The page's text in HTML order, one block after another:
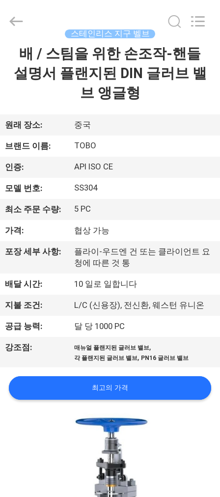
우
리
에
여
장
여
행
질
Reserved.
스테인리스 지구 벨브
배 / 스팀을 위한 손조작-핸들
설명서 플랜지된 DIN 글러브 밸
브 앵글형
원래 장소: 중국
브랜드 이름: TOBO
인증: API ISO CE
모델 번호: SS304
최소 주문 수량: 5 PC
가격: 협상 가능
포장 세부 사항:
플라이-우드엔 건 또는 클라이언트 요
청에 따른 것 통
배달 시간: 10 일로 일합니다
지불 조건: L/C (신용장), 전신환, 웨스턴 유니온
공급 능력: 달 당 1000 PC
강조점: 매뉴얼 플랜지된 글러브 밸브,
각 플랜지된 글러브 밸브, PN16 글러브 밸브
최고의 가격